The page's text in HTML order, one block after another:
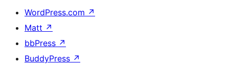
WordPress.com ↗
Matt ↗
bbPress ↗
BuddyPress ↗